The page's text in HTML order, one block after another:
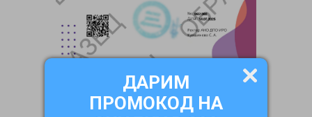
ДАРИМ
ПРОМОКОД НА